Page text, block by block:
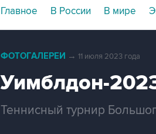
Главное В России В мире
ФОТОГАЛЕРЕИ → 11 июля 2023 года
Уимблдон-
Теннисный турнир